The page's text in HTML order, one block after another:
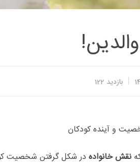
بازدید 122
و آینده کودکان
نقش خانواده در شکل گرفتن شخصیت